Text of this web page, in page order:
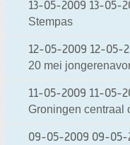
13-05-2009 13-05-
Stempas
12-05-2009 12-05-
20 mei
11-05-2009 11-05-
Groningen centraal
09-05-2009 09-05-